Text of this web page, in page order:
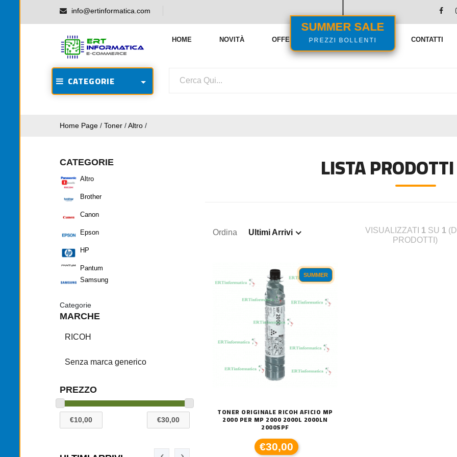
SUMMER SALE
PREZZI BOLLENTI
info@ertinformatica.com
HOME NOVITÀ OFFERTE VENDITE FLASH CONTATTI
CATEGORIE
Home Page / Toner /Altro /
CATEGORIE
Altro
Brother
Canon
Epson
HP
Pantum
Samsung
Categorie
MARCHE
RICOH
Senza marca generico
PREZZO
LISTA
Ordina Ultimi Arrivi VISUALIZZATI 1 SU 1
PRODOTTI)
SUMMER
TONER ORIGINALE RICOH AFICIO MP
2000 PER MP 2000 2000L 2000LN
2000SPF
€30,00